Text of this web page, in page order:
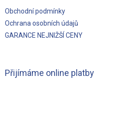
Obchodní podmínky
Ochrana osobních údajů
GARANCE NEJNIŽŠÍ CENY
Přijímáme online platby